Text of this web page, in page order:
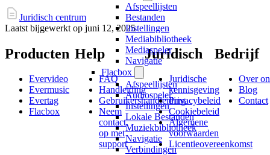
Afspeellijsten
Bestanden
Instellingen
Mediabibliotheek
Mediaspeler
Navigatie
Flacbox
Afspeellijsten
Audiospeler
Instellingen
Lokale Bestanden
Muziekbibliotheek
Navigatie
Verbindingen
Juridisch centrum
Laatst bijgewerkt op juni 12, 2025
Producten
Evervideo
Evermusic
Evertag
Flacbox
Help
FAQ
Handleiding
Gebruikershandleiding
Neem
contact
op met
support
Juridisch
Juridische
kennisgeving
Privacybeleid
Cookiebeleid
Algemene
voorwaarden
Licentieovereenkomst
Bedrijf
Over
Blog
Contact